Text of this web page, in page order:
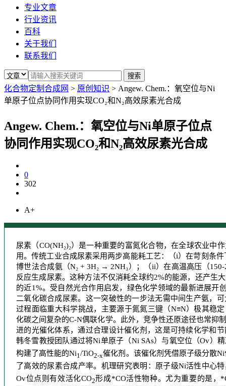
专业文章
行业资讯
百科
关于我们
联系我们
化合物定制合成网 > 原创知识 > Angew. Chem.：氧空位与Ni
单原子位点协同作用实现CO₂和N₂高效尿素光合成
Angew. Chem.：氧空位与Ni单原子位点
协同作用实现CO₂和N₂高效尿素光合成
0
302
A+
尿素（CO(NH₂)₂）是一种重要的富氮化合物，在全球农业中
用。传统工业合成尿素采用两步高能耗工艺：（i）在苛刻条件
博世法合成氨（N₂ + 3H₂ → 2NH₃）；（ii）在高温高压（
反应生成尿素。这种方法不仅消耗全球约2%的能源，还产生
的近1%。受自然光合作用启发，绿色化学领域的最新进展开
二氧化碳合成尿素。这一突破性的一步法无需中间生产氨，
过程面临重大科学挑战，主要源于氮氮三键（N≡N）极其稳
化碳之间复杂的C-N偶联化学。此外，竞争性还原途径也常抑
进的光催化体系，通过合理设计催化剂，这是可持续化学和
韩冬雪教授团队通过将Ni单原子（Ni SAs）与氧空位（Ov）
构建了高性能的Ni1/TiO2-x催化剂。该催化剂凭借原子级分散
了高效的尿素合成产率。机理研究表明：原子级Ni活性中心
Ov位点则有效活化CO2形成*CO活性物种。尤为重要的是，